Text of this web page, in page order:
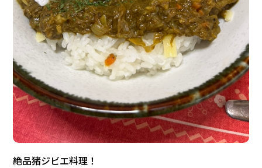
絶品猪ジビエ料理！